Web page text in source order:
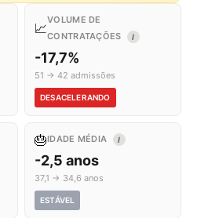
📈
VOLUME DE
CONTRATAÇÕES
I
-17,7%
51 → 42 admissões
DESACELERANDO
🎂IDADE MÉDIA I
-2,5 anos
37,1 → 34,6 anos
ESTÁVEL